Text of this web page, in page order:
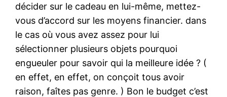
décider sur le cadeau en lui-même, mettez-
vous d’accord sur les moyens financier. dans
le cas où vous avez assez pour lui
sélectionner plusieurs objets pourquoi
engueuler pour savoir qui la meilleure idée ? (
en effet, en effet, on conçoit tous avoir
raison, faîtes pas genre. ) Bon le budget c’est